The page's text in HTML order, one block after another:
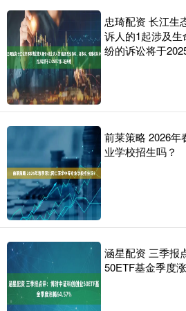
忠琦配资 长江生
诉人的1起涉及
纷的诉讼将于
前莱策略 2026年
业学校招生吗？
涵星配资 三季报
50ETF基金季度